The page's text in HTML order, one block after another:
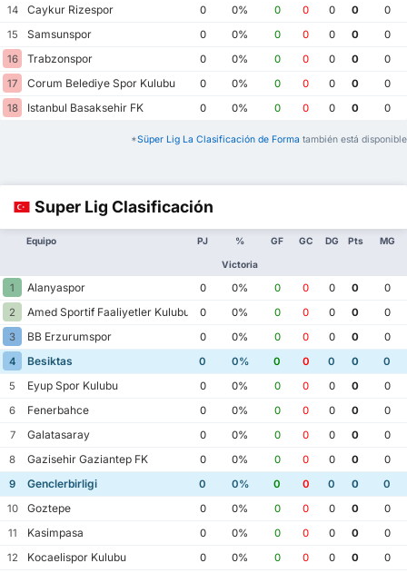
14
Caykur Rizespor 0 0% 0 0 0 0
0
15
Samsunspor 0 0% 0 0 0 0
0
16
Trabzonspor 0 0% 0 0 0 0
0
17
Corum Belediye Spor Kulubu 0 0% 0 0 0 0
0
18
Istanbul Basaksehir FK 0 0% 0 0 0 0 0
*Süper Lig La Clasificación de Forma también está disponible
Super Lig Clasificación
Equipo PJ %
Victoria
GF GC DG Pts MG
1 Alanyaspor 0 0% 0 0 0 0
0
2
Amed Sportif Faaliyetler Kulubu 0 0% 0 0 0 0
0
3
BB Erzurumspor 0 0% 0 0 0 0
0
4
Besiktas 0 0% 0 0 0 0
0
5
Eyup Spor Kulubu 0 0% 0 0 0 0
0
6
Fenerbahce 0 0% 0 0 0 0
0
7
Galatasaray 0 0% 0 0 0 0
0
8
Gazisehir Gaziantep FK 0 0% 0 0 0 0
0
9
Genclerbirligi 0 0% 0 0 0 0
0
10
Goztepe 0 0% 0 0 0 0
0
11
Kasimpasa 0 0% 0 0 0 0
0
12
Kocaelispor Kulubu 0 0% 0 0 0 0
0